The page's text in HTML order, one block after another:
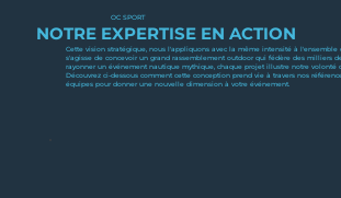
OC SPORT
NOTRE EXPERTISE EN ACTION
Cette vision stratégique, nous l'appliquons avec la même intensité à l'ensemble
s'agisse de concevoir un grand rassemblement outdoor qui fédère des milliers
rayonner un événement nautique mythique, chaque projet illustre notre volonté
Découvrez ci-dessous comment cette conception prend vie à travers nos
équipes pour donner une nouvelle dimension à votre événement.